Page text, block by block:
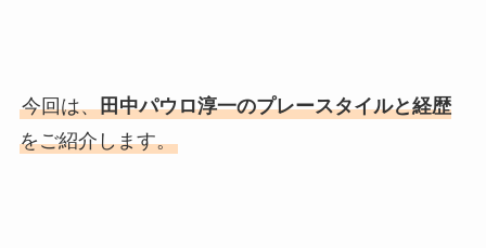
今回は、田中パウロ淳一のプレースタイルと経歴
をご紹介します。